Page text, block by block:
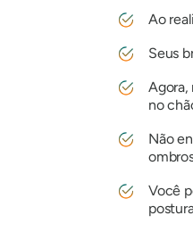
Ao
Seus
Agora,
no
Não
Você